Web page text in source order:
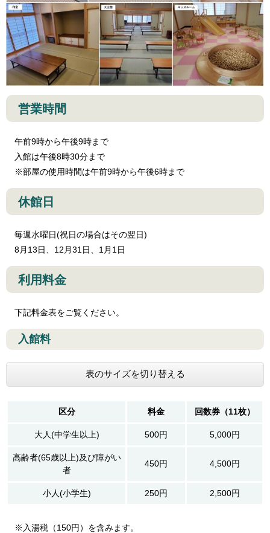
営業時間
午前9時から午後9時まで
入館は午後8時30分まで
※部屋の使用時間は午前9時から午後6時まで
休館日
毎週水曜日(祝日の場合はその翌日)
8月13日、12月31日、1月1日
利用料金
下記料金表をご覧ください。
入館料
表のサイズを切り替える
区分 料金 回数券（11枚）
大人(中学生以上) 500円 5,000円
高齢者(65歳以上)及び障がい
者
450円 4,500円
小人(小学生) 250円 2,500円
※入湯税（150円）を含みます。